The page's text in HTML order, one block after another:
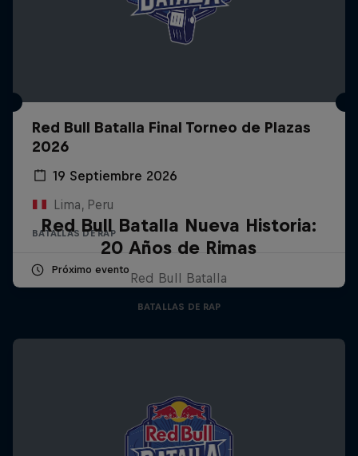
Red Bull Batalla Final Torneo de Plazas
2026
19 Septiembre 2026
Lima, Peru
BATALLAS DE RAP
Próximo evento
Red Bull Batalla Nueva Historia:
20 Años de Rimas
Red Bull Batalla
BATALLAS DE RAP